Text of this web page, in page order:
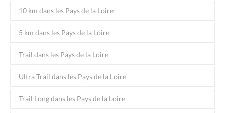
10 km dans les Pays de la Loire
5 km dans les Pays de la Loire
Trail dans les Pays de la Loire
Ultra Trail dans les Pays de la Loire
Trail Long dans les Pays de la Loire